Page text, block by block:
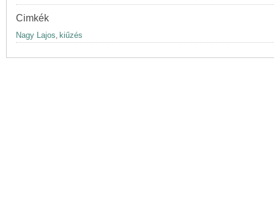
Cimkék
Nagy Lajos, kiűzés